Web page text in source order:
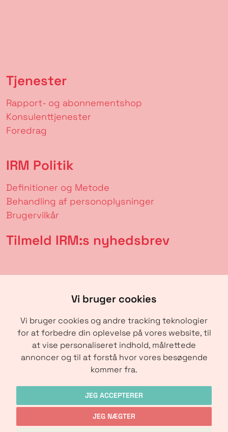
Vi bruger cookies
Vi bruger cookies og andre tracking teknologier
for at forbedre din oplevelse på vores website, til
at vise personaliseret indhold, målrettede
annoncer og til at forstå hvor vores besøgende
kommer fra.
JEG ACCEPTERER
JEG NÆGTER
Tjenester
Rapport- og abonnementshop
Konsulenttjenester
Foredrag
IRM Politik
Definitioner og Metode
Behandling af personoplysninger
Brugervilkår
Tilmeld IRM:s nyhedsbrev
SENDE